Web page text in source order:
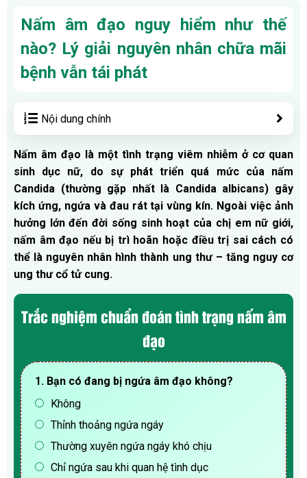
Nấm âm đạo nguy hiểm như thế
nào? Lý giải nguyên nhân chữa mãi
bệnh vẫn tái phát
Nội dung chính
Nấm âm đạo là một tình trạng viêm nhiễm ở cơ quan
sinh dục nữ, do sự phát triển quá mức của nấm
Candida (thường gặp nhất là Candida albicans) gây
kích ứng, ngứa và đau rát tại vùng kín. Ngoài việc ảnh
hưởng lớn đến đời sống sinh hoạt của chị em nữ giới,
nấm âm đạo nếu bị trì hoãn hoặc điều trị sai cách có
thể là nguyên nhân hình thành ung thư – tăng nguy cơ
ung thư cổ tử cung.
Trắc nghiệm chuẩn đoán tình trạng nấm âm
đạo
1. Bạn có đang bị ngứa âm đạo không?
Không
Thỉnh thoảng ngứa ngáy
Thường xuyên ngứa ngáy khó chịu
Chỉ ngứa sau khi quan hệ tình dục